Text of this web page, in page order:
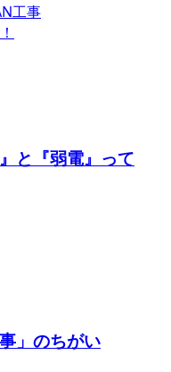
工事
と『弱電』って
」のちがい